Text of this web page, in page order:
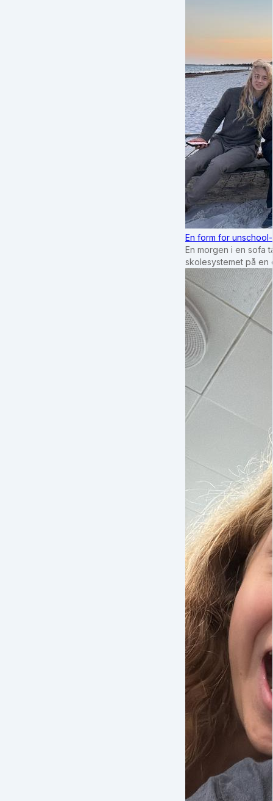
En form for
En morgen i en sofa
skolesystemet på en